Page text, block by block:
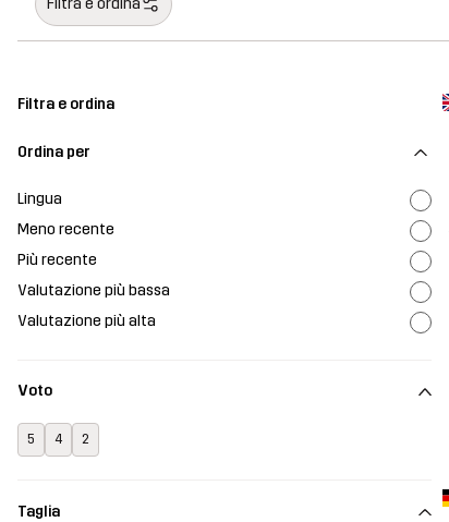
Filtra e ordina
Filtra e ordina
Ordina per
Lingua
Meno recente
Più recente
Valutazione più bassa
Valutazione più alta
Voto
5 4 2
Taglia